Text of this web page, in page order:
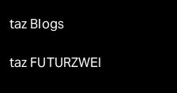
taz Blogs
taz FUTURZWEI